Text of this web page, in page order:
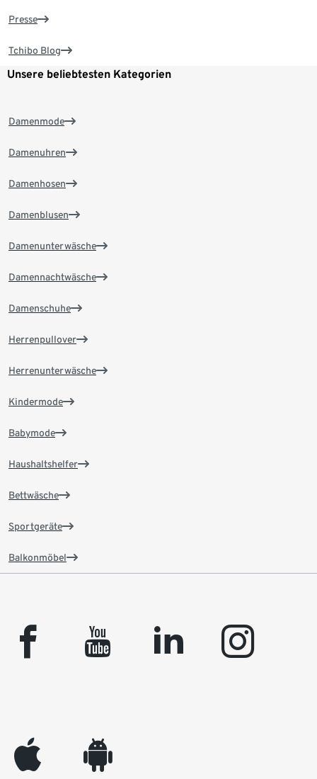
Presse
Tchibo Blog
Unsere beliebtesten Kategorien
Damenmode
Damenuhren
Damenhosen
Damenblusen
Damenunterwäsche
Damennachtwäsche
Damenschuhe
Herrenpullover
Herrenunterwäsche
Kindermode
Babymode
Haushaltshelfer
Bettwäsche
Sportgeräte
Balkonmöbel
facebook youtube linkedin instagram
appleinc android